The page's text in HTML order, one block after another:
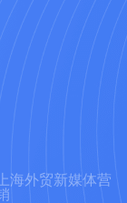
上海外贸新媒体营